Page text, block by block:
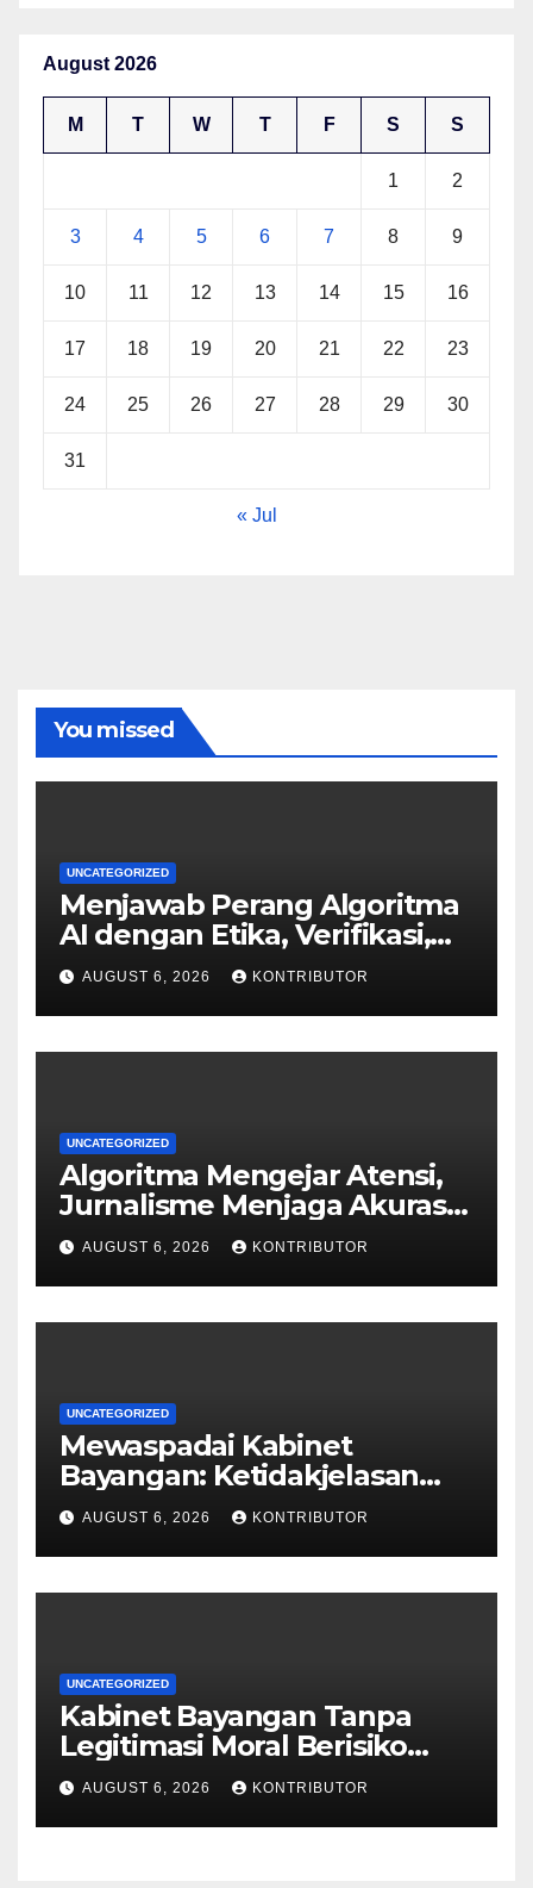
August 2026
M T W T F S S
1 2
3 4 5 6 7 8 9
10 11 12 13 14 15 16
17 18 19 20 21 22 23
24 25 26 27 28 29 30
31
« Jul
You missed
UNCATEGORIZED
Menjawab Perang Algoritma
AI dengan Etika, Verifikasi,
dan Media Tepercaya
AUGUST 6, 2026 KONTRIBUTOR
UNCATEGORIZED
Algoritma Mengejar Atensi,
Jurnalisme Menjaga Akurasi
dan Akal Sehat Publik
AUGUST 6, 2026 KONTRIBUTOR
UNCATEGORIZED
Mewaspadai Kabinet
Bayangan: Ketidakjelasan
Legitimasi Moral dan
Representasi
AUGUST 6, 2026 KONTRIBUTOR
UNCATEGORIZED
Kabinet Bayangan Tanpa
Legitimasi Moral Berisiko
Mengaburkan Kepercayaan
Publik
AUGUST 6, 2026 KONTRIBUTOR